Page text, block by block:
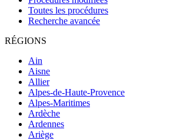
Toutes les procédures
Recherche avancée
RÉGIONS
Ain
Aisne
Allier
Alpes-de-Haute-Provence
Alpes-Maritimes
Ardèche
Ardennes
Ariège